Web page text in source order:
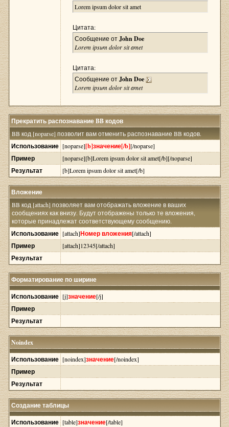
Lorem ipsum dolor sit amet
Цитата:
Сообщение отJohn Doe
Lorem ipsum dolor sit amet
Цитата:
Сообщение отJohn Doe
Lorem ipsum dolor sit amet
Прекратить распознавание BB кодов
BB код [noparse] позволит вам отменить распознавание BB кодов.
Использование [noparse][b]значение[/b][/noparse]
Пример [noparse][b]Lorem ipsum dolor sit amet[/b][/noparse]
Результат [b]Lorem ipsum dolor sit amet[/b]
Вложение
BB код [attach] позволяет вам отображать вложение в ваших
сообщениях как внизу. Будут отображены только те вложения,
которые принадлежат соответствующему сообщению.
Использование [attach]Номер вложения[/attach]
Пример [attach]12345[/attach]
Результат
Форматирование по ширине
Использование [j]значение[/j]
Пример
Результат
Noindex
Использование [noindex]значение[/noindex]
Пример
Результат
Создание таблицы
Использование [table]значение[/table]